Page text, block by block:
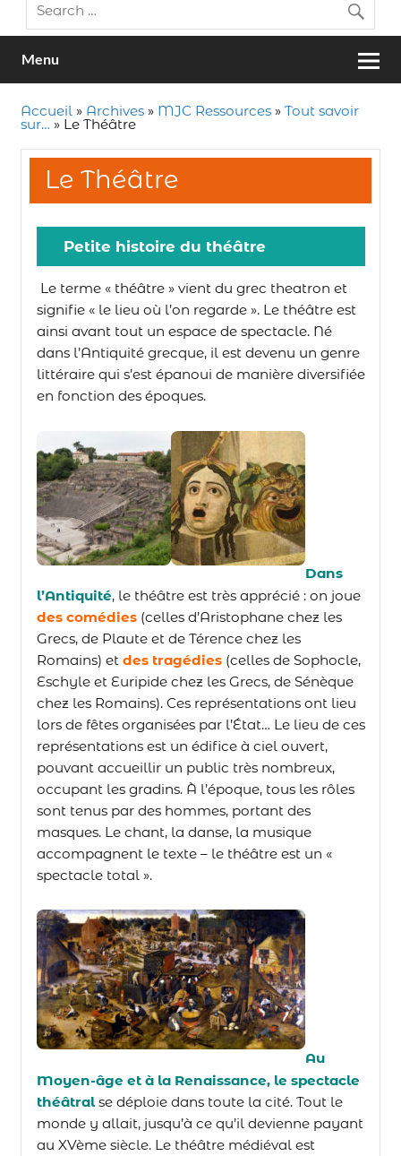
Menu
Accueil » Archives» MJC Ressources» Tout savoir
sur… » Le Théâtre
Le Théâtre
Petite histoire du théâtre
Le terme « théâtre » vient du grec theatron et
signifie « le lieu où l’on regarde ». Le théâtre est
ainsi avant tout un espace de spectacle. Né
dans l’Antiquité grecque, il est devenu un genre
littéraire qui s’est épanoui de manière diversifiée
en fonction des époques.
Dans
l’Antiquité, le théâtre est très apprécié : on joue
des comédies (celles d’Aristophane chez les
Grecs, de Plaute et de Térence chez les
Romains) et des tragédies(celles de Sophocle,
Eschyle et Euripide chez les Grecs, de Sénèque
chez les Romains). Ces représentations ont lieu
lors de fêtes organisées par l’État… Le lieu de ces
représentations est un édifice à ciel ouvert,
pouvant accueillir un public très nombreux,
occupant les gradins. À l’époque, tous les rôles
sont tenus par des hommes, portant des
masques. Le chant, la danse, la musique
accompagnent le texte – le théâtre est un «
spectacle total ».
Au
Moyen-âge et à la Renaissance, le spectacle
théâtral se déploie dans toute la cité. Tout le
monde y allait, jusqu’à ce qu’il devienne payant
au XVème siècle. Le théâtre médiéval est